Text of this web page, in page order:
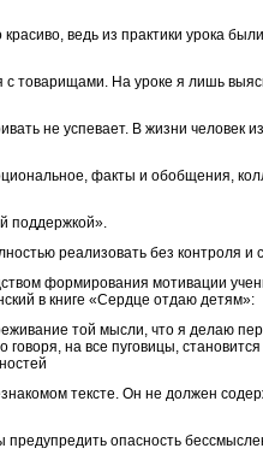
ведь из практики урока
товарищами. На уроке я лишь
не успевает. В жизни
факты и обобщения,
поддержкой».
реализовать без контроля и
формирования мотивации
в книге «Сердце отдаю детям»:
той мысли, что я делаю
на все пуговицы,
тексте. Он не должен
опасность